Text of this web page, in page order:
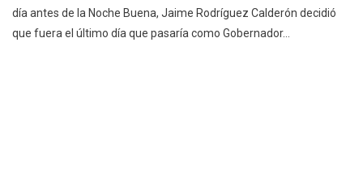
día antes de la Noche Buena, Jaime Rodríguez Calderón decidió
que fuera el último día que pasaría como Gobernador…